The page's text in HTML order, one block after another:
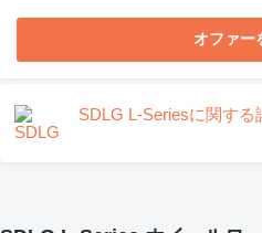
オファー
SDLG L-Seriesに関する